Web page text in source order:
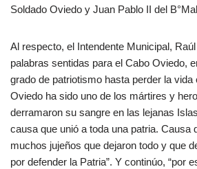
Soldado Oviedo y Juan Pablo II del
Al respecto, el Intendente Municipal, Raúl
palabras sentidas para el Cabo Oviedo,
grado de patriotismo hasta perder la vida
Oviedo ha sido uno de los mártires y
derramaron su sangre en las lejanas
causa que unió a toda una patria. Causa
muchos jujeños que dejaron todo y que
por defender la Patria”. Y continúo, “por